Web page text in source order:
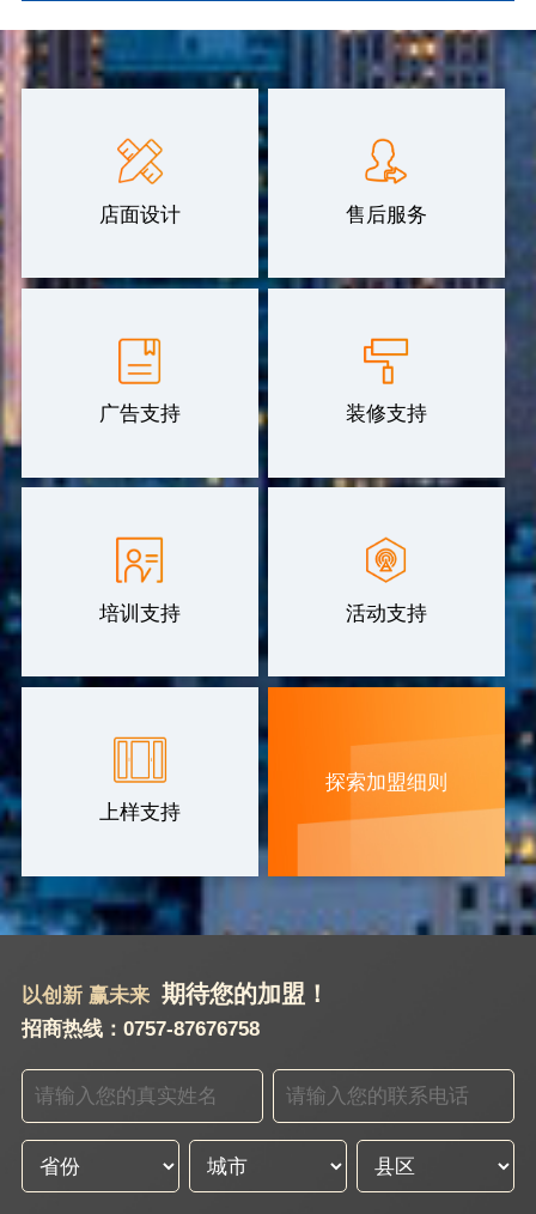
店面设计 售后服务
广告支持 装修支持
培训支持 活动支持
上样支持
探索加盟细则
以创新 赢未来 期待您的加盟！
招商热线：0757-87676758